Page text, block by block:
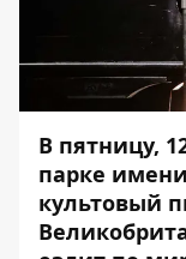
В пятницу,
парке
культовый